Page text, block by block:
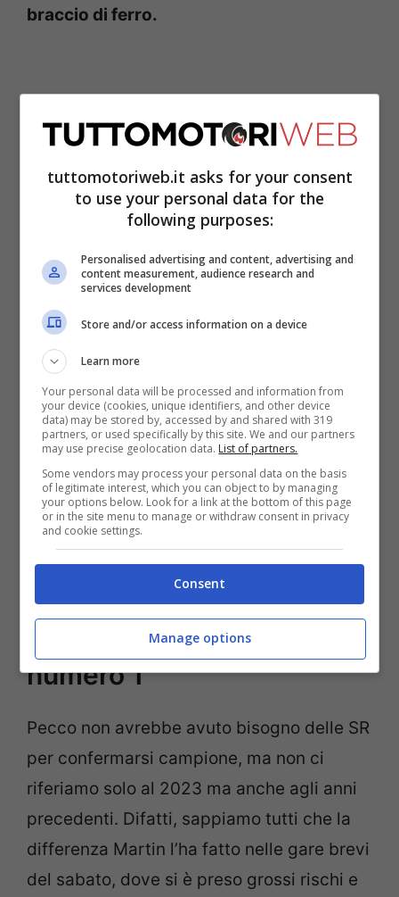
braccio di ferro.
Pecco, nonostante una seconda parte di
stagione in calando, ha vinto con merito il
suo secondo titolo di fila in MotoGP. Una
impresa che era capitata, esclusivamente,
Marc Marquez in Honda e Valentino
Rossi in Honda e Yamaha. E’ il primo
ducatista a conseguire un simile risultato
agganciando Stoner a quota due mondiali
nella classe regina ed entrando sempre più
nel cuore dei fan della Ducati.
Bagnaia si conferma il
numero 1
Pecco non avrebbe avuto bisogno delle SR
per confermarsi campione, ma non ci
riferiamo solo al 2023 ma anche agli anni
precedenti. Difatti, sappiamo tutti che la
differenza Martin l’ha fatto nelle gare brevi
del sabato, dove si è preso grossi rischi e
tuttomotoriweb.it asks for your consent
to use your personal data for the
following purposes:
Personalised advertising and content, advertising and
content measurement, audience research and
services development
Store and/or access information on a device
Learn more
Your personal data will be processed and information from
your device (cookies, unique identifiers, and other device
data) may be stored by, accessed by and shared with 319
partners, or used specifically by this site. We and our partners
may use precise geolocation data. List of partners.
Some vendors may process your personal data on the basis
of legitimate interest, which you can object to by managing
your options below. Look for a link at the bottom of this page
or in the site menu to manage or withdraw consent in privacy
and cookie settings.
Consent
Manage options